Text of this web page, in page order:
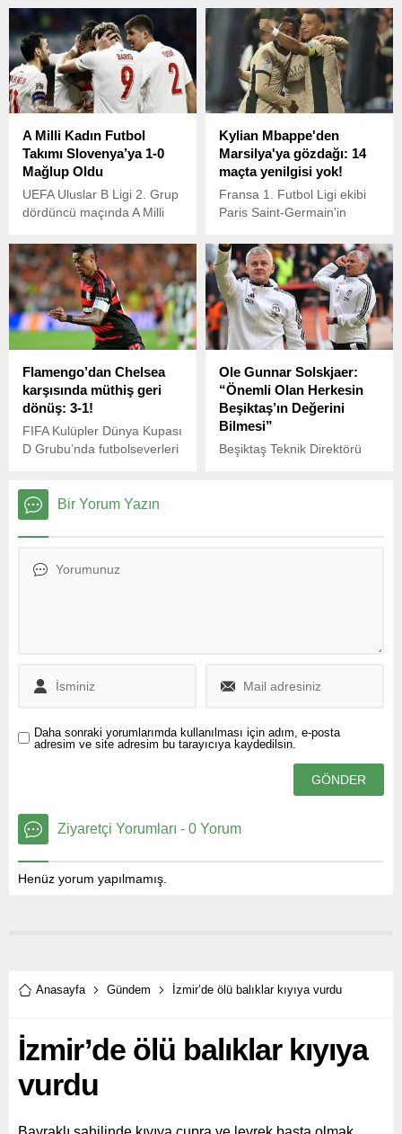
konuk etti.
Stadyumu’nda Juventus’u
3-0 mağlup etti.
A Milli Kadın Futbol
Takımı Slovenya’ya 1-0
Mağlup Oldu
UEFA Uluslar B Ligi 2. Grup
dördüncü maçında A Milli
Sivas’ta Slovenya ile
karşılaştı.
Kylian Mbappe'den
Marsilya'ya gözdağı: 14
maçta yenilgisi yok!
Fransa 1. Futbol Ligi ekibi
Paris Saint-Germain'in
deplasmanda
karşılaşacakları Marsilya
maçına ilişkin konuştu.
Mbappe, Evimde,
Velodrome'da veya tarafsız
sahada kaybetmedim dedi.
Flamengo’dan Chelsea
karşısında müthiş geri
dönüş: 3-1!
FIFA Kulüpler Dünya Kupası
D Grubu’nda futbolseverleri
Ole Gunnar Solskjaer:
“Önemli Olan Herkesin
Beşiktaş’ın Değerini
Bilmesi”
Beşiktaş Teknik Direktörü
bulundu.
Bir Yorum Yazın
Daha sonraki yorumlarımda kullanılması için adım, e-posta
adresim ve site adresim bu tarayıcıya kaydedilsin.
Ziyaretçi Yorumları - 0 Yorum
Henüz yorum yapılmamış.
Anasayfa Gündem İzmir’de ölü balıklar kıyıya vurdu
İzmir’de ölü balıklar kıyıya
vurdu